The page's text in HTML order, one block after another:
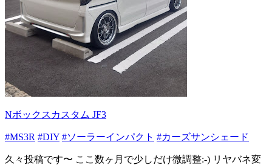
Nボックスカスタム JF3
#MS3R #DIY #ソーラーインパクト #カーズサンシェード
久々投稿です〜 ここ数ヶ月で少しだけ微調整:⁠-⁠) リヤバネ変